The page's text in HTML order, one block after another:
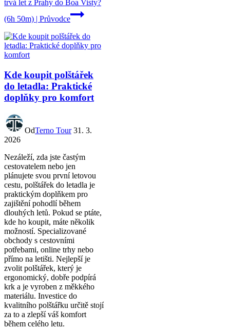
trvá let z Prahy do Boa Visty?
(6h 50m) | Průvodce
Kde koupit polštářek
do letadla: Praktické
doplňky pro komfort
OdTerno Tour 31. 3.
2026
Nezáleží, zda jste častým
cestovatelem nebo jen
plánujete svou první letovou
cestu, polštářek do letadla je
praktickým doplňkem pro
zajištění pohodlí během
dlouhých letů. Pokud se ptáte,
kde ho koupit, máte několik
možností. Specializované
obchody s cestovními
potřebami, online trhy nebo
přímo na letišti. Nejlepší je
zvolit polštářek, který je
ergonomický, dobře podpírá
krk a je vyroben z měkkého
materiálu. Investice do
kvalitního polštářku určitě stojí
za to a zlepší váš komfort
během celého letu.